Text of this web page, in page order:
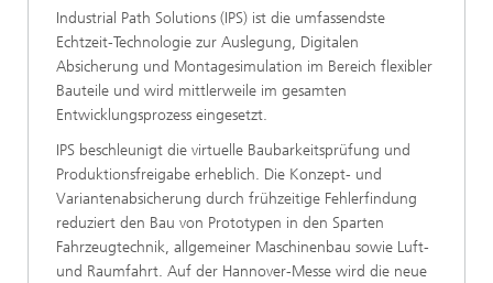
Industrial Path Solutions (IPS) ist die umfassendste
Echtzeit-Technologie zur Auslegung, Digitalen
Absicherung und Montagesimulation im Bereich flexibler
Bauteile und wird mittlerweile im gesamten
Entwicklungsprozess eingesetzt.
IPS beschleunigt die virtuelle Baubarkeitsprüfung und
Produktionsfreigabe erheblich. Die Konzept- und
Variantenabsicherung durch frühzeitige Fehlerfindung
reduziert den Bau von Prototypen in den Sparten
Fahrzeugtechnik, allgemeiner Maschinenbau sowie Luft-
und Raumfahrt. Auf der Hannover-Messe wird die neue